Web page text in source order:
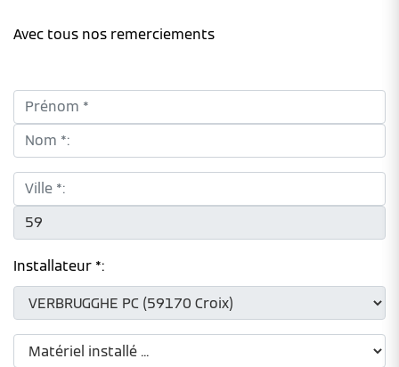
Avec tous nos remerciements
Prénom *:
Nom *:
Ville *:
CP *:
Installateur *: